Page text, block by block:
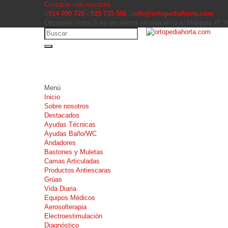
Contacte con nosotros
914 090 720 - 915 735 586
info@ortopediahorta.com
Ortopedia Horta ® se encuentra situada en la c/ Máiquez nº
Menú
Inicio
Sobre nosotros
Destacados
Ayudas Técnicas
Ayudas Baño/WC
Andadores
Bastones y Muletas
Camas Articuladas
Productos Antiescaras
Grúas
Vida Diaria
Equipos Médicos
Aerosolterapia
Electroestimulación
Diagnóstico